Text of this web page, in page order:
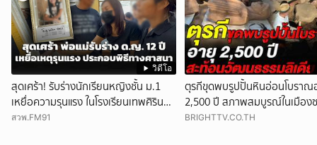
วิดีโอ
สุดเศร้า! รับร่างนักเรียนหญิงชั้น ม.1
เหยื่อความรุนแรง ในโรงเรียนเทพศิรินทร์
นนท์ ตั้งสวดที่วัดลาดปลาดุก
สวพ.FM91
ตุรกีขุดพบรูปปั้นหินอ่อนโบราณ
2,500 ปี สภาพสมบูรณ์ในเมือง
ชี้สะท้อนวัฒนธรรมลิเดีย
BRIGHTTV.CO.TH